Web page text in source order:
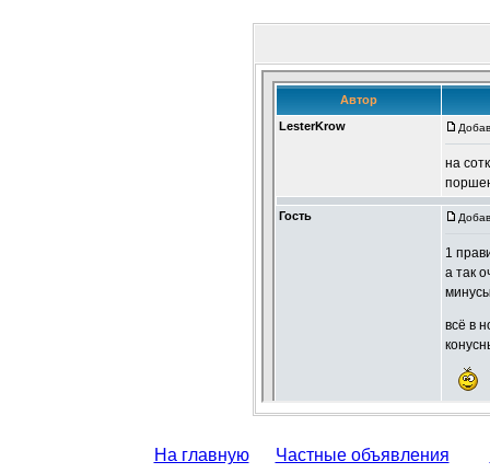
На главную Частные объявления